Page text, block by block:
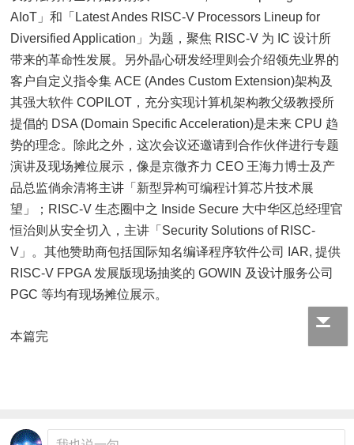
AIoT」和「Latest Andes RISC-V Processors Lineup for
Diversified Application」为题，聚焦 RISC-V 为 IC 设计所
带来的革命性发展。另外晶心研发经理则会介绍领先业界的
客户自定义指令集 ACE (Andes Custom Extension)架构及
其强大软件 COPILOT，充分实现计算机架构教父级教授所
提倡的 DSA (Domain Specific Acceleration)是未来 CPU 趋
势的理念。除此之外，这次会议还邀请到合作伙伴进行专题
演讲及现场摊位展示，像是京微齐力 CEO 王海力博士及产
品总监倘余清将主讲「新型异构可编程计算芯片技术展
望」；RISC-V 生态圈中之 Inside Secure 大中华区总经理官
恒治则从安全切入，主讲「Security Solutions of RISC-
V」。其他赞助商包括国际知名编译程序软件公司 IAR, 提供
RISC-V FPGA 发展版现场抽奖的 GOWIN 及设计服务公司
PGC 等均有现场摊位展示。
本篇完